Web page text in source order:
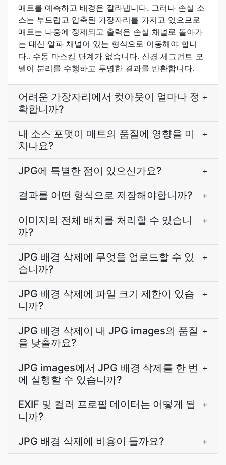
매트를 예측하고 배경은 잘라냅니다. 그러나 손실 소
스는 부드럽고 압축된 가장자리를 가지고 있으므로
매트는 나중에 정제되고 출력은 손실 채널로 돌아가
는 대신 알파 채널이 있는 형식으로 이동해야 합니
다.. 수동 마스킹 단계가 없습니다. 신경 세그먼트 모
델이 분리를 수행하고 투명한 결과를 반환합니다.
어려운 가장자리에서 컷아웃이 얼마나 정
확합니까?
+
내 소스 포맷이 매트의 품질에 영향을 미
치나요?
+
JPG에 특별한 점이 있으신가요? +
결과를 어떤 형식으로 저장해야합니까? +
이미지의 전체 배치를 처리할 수 있습니
까?
+
JPG 배경 삭제에 무엇을 업로드할 수 있
습니까?
+
JPG 배경 삭제에 파일 크기 제한이 있습
니까?
+
JPG 배경 삭제이 내 JPG images의 품질
을 낮출까요?
+
JPG images에서 JPG 배경 삭제를 한 번
에 실행할 수 있습니까?
+
EXIF 및 컬러 프로필 데이터는 어떻게 됩
니까?
+
JPG 배경 삭제에 비용이 들까요? +